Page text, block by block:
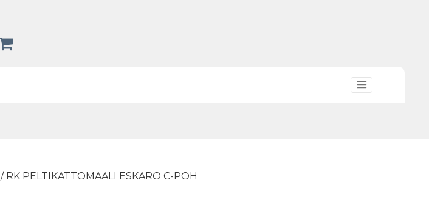
/ RK PELTIKATTOMAALI ESKARO C-POH